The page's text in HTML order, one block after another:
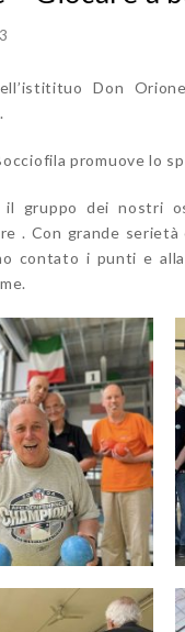
Don
promuove lo
il gruppo dei nostri
. Con grande
contato i punti e